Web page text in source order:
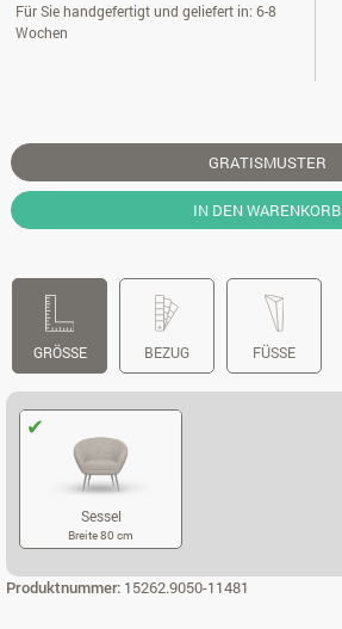
Für Sie handgefertigt und geliefert in: 6-8
Wochen
GRATISMUSTER
IN DEN WARENKORB
GRÖSSE BEZUG FÜSSE
Sessel
Breite 80 cm
Produktnummer: 15262.9050-11481